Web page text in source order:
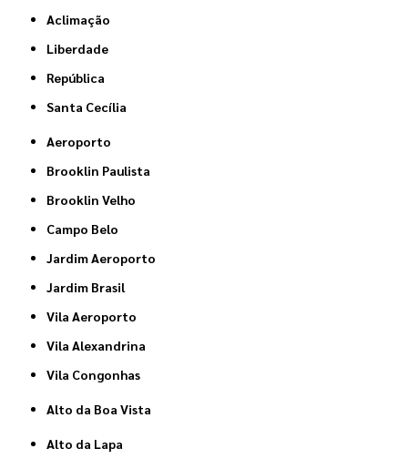
Aclimação
Liberdade
República
Santa Cecília
Aeroporto
Brooklin Paulista
Brooklin Velho
Campo Belo
Jardim Aeroporto
Jardim Brasil
Vila Aeroporto
Vila Alexandrina
Vila Congonhas
Alto da Boa Vista
Alto da Lapa